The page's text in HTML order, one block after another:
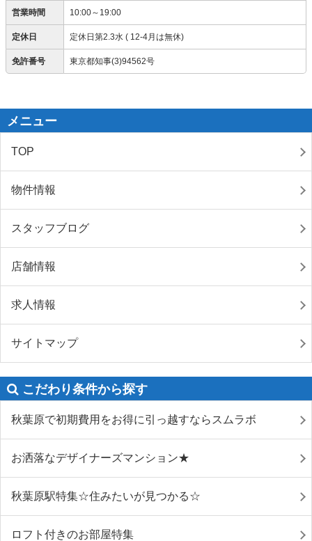
営業時間 10:00～19:00
定休日 定休日第2.3水 ( 12-4月は無休)
免許番号 東京都知事(3)94562号
メニュー
TOP
物件情報
スタッフブログ
店舗情報
求人情報
サイトマップ
こだわり条件から探す
秋葉原で初期費用をお得に引っ越すならスムラボ
お洒落なデザイナーズマンション★
秋葉原駅特集☆住みたいが見つかる☆
ロフト付きのお部屋特集